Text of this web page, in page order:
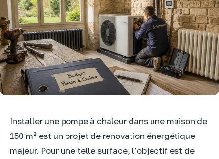
Installer une pompe à chaleur dans une maison de
150 m² est un projet de rénovation énergétique
majeur. Pour une telle surface, l’objectif est de